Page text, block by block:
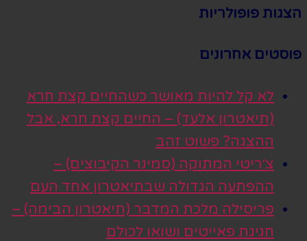
הצגות פופולריות
פוסטים אחרונים
לא קל להיות מאושר כשהחיים קצת חרא
(תיאטרון אלעד) – החיים קצת חרא, אבל
ההצגה? פשוט זהב
צ׳ריטי המתוקה (סמינר הקיבוצים) –
ההפתעה הגדולה שבתיאטרון אחד העם
פריסילה מלכת המדבר (תיאטרון הבימה) –
חגיגת פאייטים ושואו לכולם